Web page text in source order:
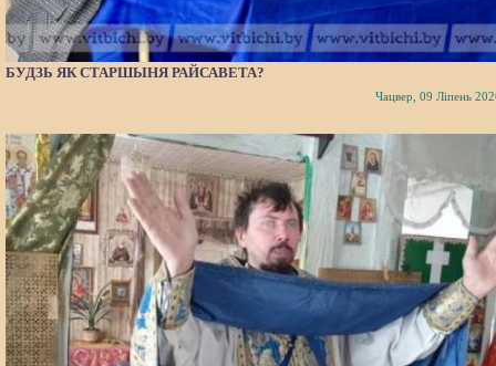
БУДЗЬ ЯК СТАРШЫНЯ РАЙСАВЕТА?
Чацвер, 09 Ліпень